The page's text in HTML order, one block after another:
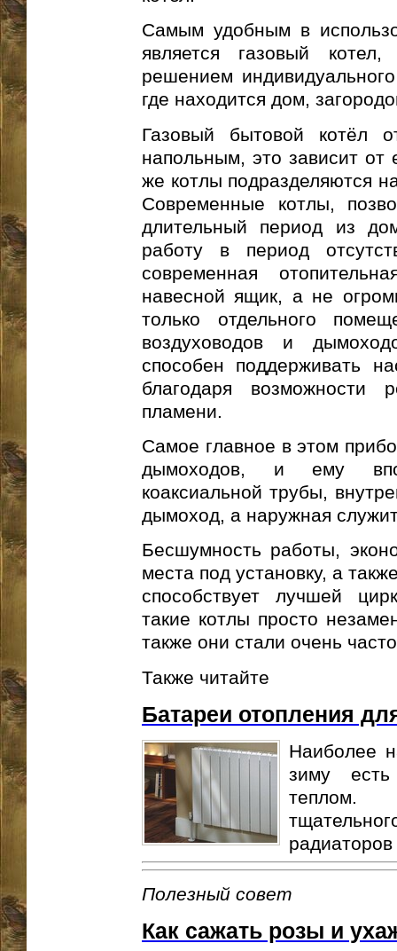
Самым удобным в
является газовый
решением
где находится дом,
Газовый бытовой котёл
напольным, это зависит от
же котлы подразделяются
Современные котлы,
длительный период из
работу в период
современная
навесной ящик, а не
только отдельного
воздуховодов и
способен поддерживать
благодаря возможности
пламени.
Самое главное в этом
дымоходов, и ему
коаксиальной трубы,
дымоход, а наружная
Бесшумность работы,
места под установку, а
способствует лучшей
такие котлы просто
также они стали очень
Также читайте
Батареи отопления
Наиболее
зиму
теплом.
Полезный совет
Как сажать розы и